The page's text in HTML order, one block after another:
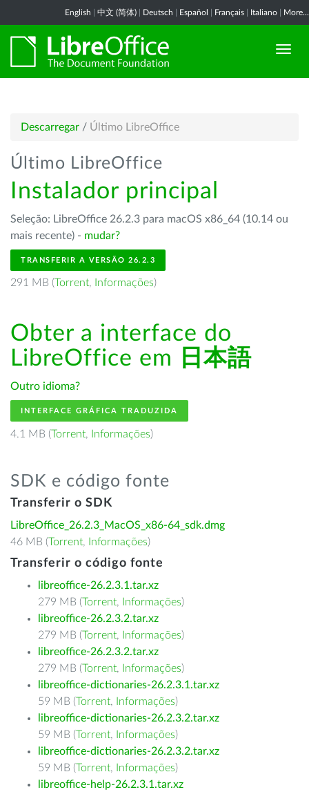
English 中文 (简体) Deutsch Español Français Italiano More...
Descarregar / Último LibreOffice
Último LibreOffice
Instalador principal
Seleção: LibreOffice 26.2.3 para macOS x86_64 (10.14 ou
mais recente) - mudar?
TRANSFERIR A VERSÃO 26.2.3
291 MB (Torrent, Informações)
Obter a interface do
LibreOffice em
日本語
Outro idioma?
INTERFACE GRÁFICA TRADUZIDA
4.1 MB (Torrent, Informações)
SDK e código fonte
Transferir o SDK
LibreOffice_26.2.3_MacOS_x86-64_sdk.dmg
46 MB (Torrent, Informações)
Transferir o código fonte
libreoffice-26.2.3.1.tar.xz
279 MB (Torrent, Informações)
libreoffice-26.2.3.2.tar.xz
279 MB (Torrent, Informações)
libreoffice-26.2.3.2.tar.xz
279 MB (Torrent, Informações)
libreoffice-dictionaries-26.2.3.1.tar.xz
59 MB (Torrent, Informações)
libreoffice-dictionaries-26.2.3.2.tar.xz
59 MB (Torrent, Informações)
libreoffice-dictionaries-26.2.3.2.tar.xz
59 MB (Torrent, Informações)
libreoffice-help-26.2.3.1.tar.xz